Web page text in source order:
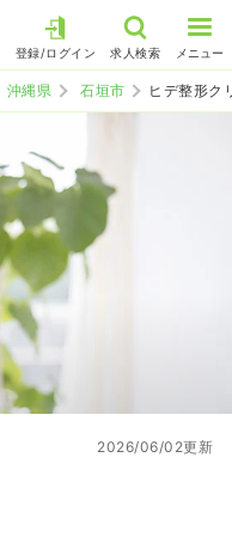
登録/ログイン 求人検索 メニュー
沖縄県 石垣市 ヒデ整形ク
2026/06/02更新